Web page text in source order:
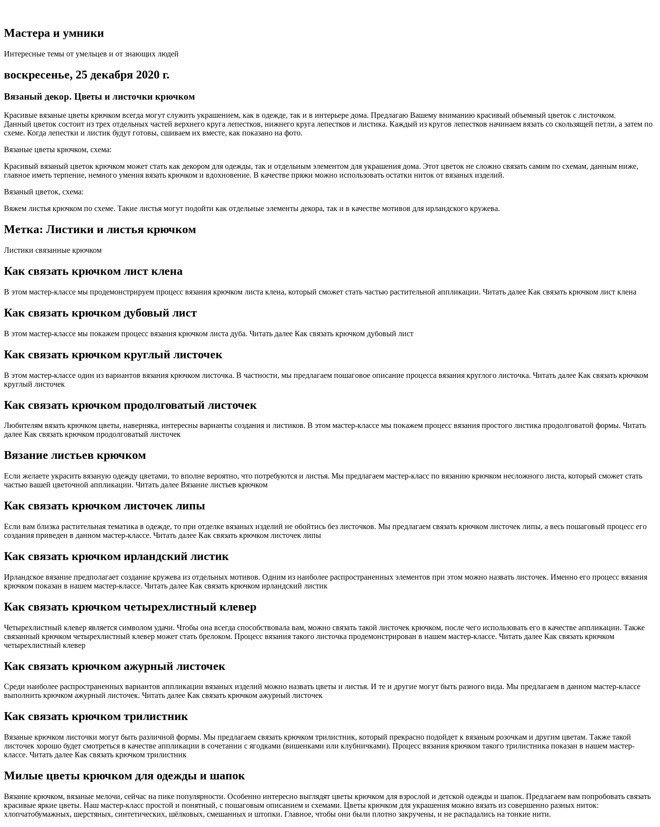
Мастера и умники
Интересные темы от умельцев и от знающих людей
воскресенье, 25 декабря 2020 г.
Вязаный декор. Цветы и листочки крючком
Красивые вязаные цветы крючком всегда могут служить украшением, как в одежде, так и в интерьере дома. Предлагаю Вашему вниманию красивый объемный цветок с листочком.
Данный цветок состоит из трех отдельных частей верхнего круга лепестков, нижнего круга лепестков и листика. Каждый из кругов лепестков начинаем вязать со скользящей петли, а затем по
схеме. Когда лепестки и листик будут готовы, сшиваем их вместе, как показано на фото.
Вязаные цветы крючком, схема:
Красивый вязаный цветок крючком может стать как декором для одежды, так и отдельным элементом для украшения дома. Этот цветок не сложно связать самим по схемам, данным ниже,
главное иметь терпение, немного умения вязать крючком и вдохновение. В качестве пряжи можно использовать остатки ниток от вязаных изделий.
Вязаный цветок, схема:
Вяжем листья крючком по схеме. Такие листья могут подойти как отдельные элементы декора, так и в качестве мотивов для ирландского кружева.
Метка: Листики и листья крючком
Листики связанные крючком
Как связать крючком лист клена
В этом мастер-классе мы продемонстрируем процесс вязания крючком листа клена, который сможет стать частью растительной аппликации. Читать далее Как связать крючком лист клена
Как связать крючком дубовый лист
В этом мастер-классе мы покажем процесс вязания крючком листа дуба. Читать далее Как связать крючком дубовый лист
Как связать крючком круглый листочек
В этом мастер-классе один из вариантов вязания крючком листочка. В частности, мы предлагаем пошаговое описание процесса вязания круглого листочка. Читать далее Как связать крючком
круглый листочек
Как связать крючком продолговатый листочек
Любителям вязать крючком цветы, наверняка, интересны варианты создания и листиков. В этом мастер-классе мы покажем процесс вязания простого листика продолговатой формы. Читать
далее Как связать крючком продолговатый листочек
Вязание листьев крючком
Если желаете украсить вязаную одежду цветами, то вполне вероятно, что потребуются и листья. Мы предлагаем мастер-класс по вязанию крючком несложного листа, который сможет стать
частью вашей цветочной аппликации. Читать далее Вязание листьев крючком
Как связать крючком листочек липы
Если вам близка растительная тематика в одежде, то при отделке вязаных изделий не обойтись без листочков. Мы предлагаем связать крючком листочек липы, а весь пошаговый процесс его
создания приведен в данном мастер-классе. Читать далее Как связать крючком листочек липы
Как связать крючком ирландский листик
Ирландское вязание предполагает создание кружева из отдельных мотивов. Одним из наиболее распространенных элементов при этом можно назвать листочек. Именно его процесс вязания
крючком показан в нашем мастер-классе. Читать далее Как связать крючком ирландский листик
Как связать крючком четырехлистный клевер
Четырехлистный клевер является символом удачи. Чтобы она всегда способствовала вам, можно связать такой листочек крючком, после чего использовать его в качестве аппликации. Также
связанный крючком четырехлистный клевер может стать брелоком. Процесс вязания такого листочка продемонстрирован в нашем мастер-классе. Читать далее Как связать крючком
четырехлистный клевер
Как связать крючком ажурный листочек
Среди наиболее распространенных вариантов аппликации вязаных изделий можно назвать цветы и листья. И те и другие могут быть разного вида. Мы предлагаем в данном мастер-классе
выполнить крючком ажурный листочек. Читать далее Как связать крючком ажурный листочек
Как связать крючком трилистник
Вязаные крючком листочки могут быть различной формы. Мы предлагаем связать крючком трилистник, который прекрасно подойдет к вязаным розочкам и другим цветам. Также такой
листочек хорошо будет смотреться в качестве аппликации в сочетании с ягодками (вишенками или клубничками). Процесс вязания крючком такого трилистника показан в нашем мастер-
классе. Читать далее Как связать крючком трилистник
Милые цветы крючком для одежды и шапок
Вязание крючком, вязаные мелочи, сейчас на пике популярности. Особенно интересно выглядят цветы крючком для взрослой и детской одежды и шапок. Предлагаем вам попробовать связать
красивые яркие цветы. Наш мастер-класс простой и понятный, с пошаговым описанием и схемами. Цветы крючком для украшения можно вязать из совершенно разных ниток:
хлопчатобумажных, шерстяных, синтетических, шёлковых, смешанных и штопки. Главное, чтобы они были плотно закручены, и не распадались на тонкие нити.